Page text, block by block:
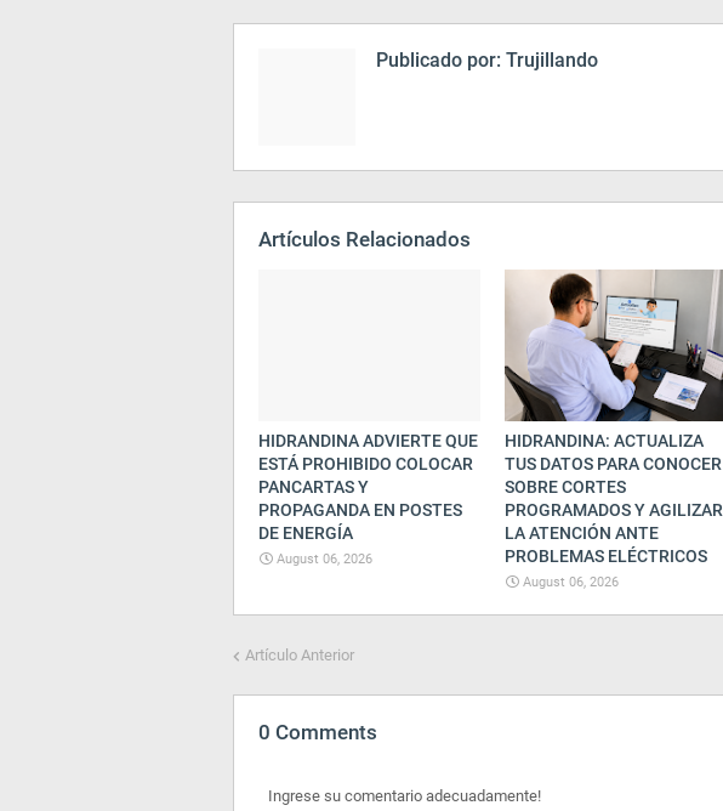
Publicado por: Trujillando
Artículos Relacionados
HIDRANDINA ADVIERTE QUE
ESTÁ PROHIBIDO COLOCAR
PANCARTAS Y
PROPAGANDA EN POSTES
DE ENERGÍA
August 06, 2026
HIDRANDINA: ACTUALIZA
TUS DATOS PARA CONOCER
SOBRE CORTES
PROGRAMADOS Y AGILIZAR
LA ATENCIÓN ANTE
PROBLEMAS ELÉCTRICOS
August 06, 2026
Artículo Anterior
0 Comments
Ingrese su comentario adecuadamente!